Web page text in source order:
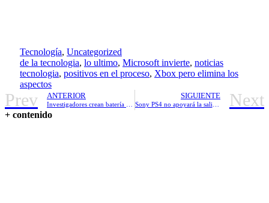
Tecnología, Uncategorized
de la tecnologia, lo ultimo, Microsoft invierte, noticias
tecnologia, positivos en el proceso, Xbox pero elimina los
aspectos
Prev ANTERIOR SIGUIENTE Next
+ contenido